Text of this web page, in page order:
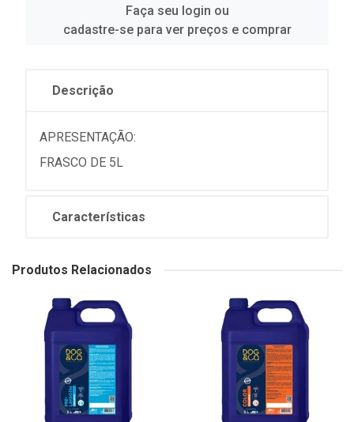
Faça seu login ou
cadastre-se para ver preços e comprar
Descrição
APRESENTAÇÃO:
FRASCO DE 5L
Características
Produtos Relacionados